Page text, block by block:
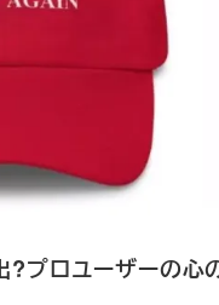
?プロユーザーの心